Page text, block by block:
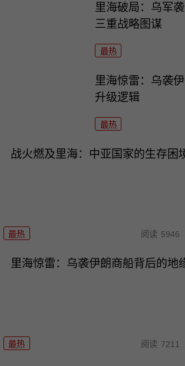
里海破局：乌军
三重战略图谋
最热
里海惊雷：乌袭
升级逻辑
最热
战火燃及里海：中亚国家的生存困
最热 阅读 5946
里海惊雷：乌袭伊朗商船背后的地
最热 阅读 7211